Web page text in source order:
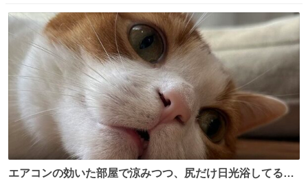
51％多く見積もっていた。
ト
数
数
エアコンの効いた部屋で涼みつつ、尻だけ日光浴してる猫